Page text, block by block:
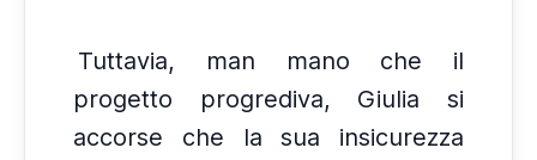
Tuttavia, man mano che il
progetto progrediva, Giulia si
accorse che la sua insicurezza